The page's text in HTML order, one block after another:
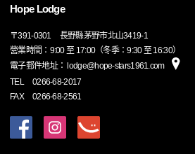
Hope Lodge
〒391-0301
長野縣茅野市北山3419-1
營業時間：9:00 至 17:00（冬季：9:30 至 16:30）
電子郵件地址： lodge@hope-stars1961.com
TEL
0266-68-2017
FAX
0266-68-2561